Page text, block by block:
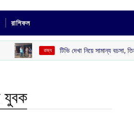
রাশিফল
টিভি দেখা নিয়ে সামান্য বচসা, তিন দিন পর
যুবক